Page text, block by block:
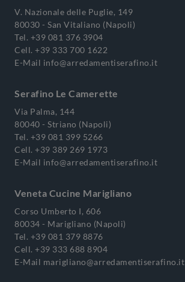
V. Nazionale delle Puglie, 149
80030 - San Vitaliano (Napoli)
Tel. +39 081 376 3904
Cell. +39 333 700 1622
E-Mail info@arredamentiserafino.it
Serafino Le Camerette
Via Palma, 144
80040 - Striano (Napoli)
Tel. +39 081 399 5266
Cell. +39 389 269 1973
E-Mail info@arredamentiserafino.it
Veneta Cucine Marigliano
Corso Umberto I, 606
80034 - Marigliano (Napoli)
Tel. +39 081 379 8876
Cell. +39 333 688 8904
E-Mail marigliano@arredamentiserafino.it